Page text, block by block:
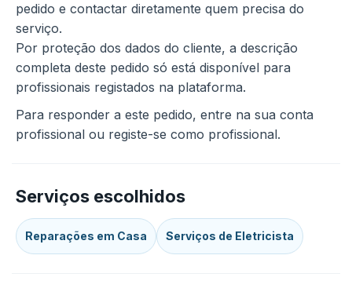
pedido e contactar diretamente quem precisa do
serviço.
Por proteção dos dados do cliente, a descrição
completa deste pedido só está disponível para
profissionais registados na plataforma.
Para responder a este pedido, entre na sua conta
profissional ou registe-se como profissional.
Serviços escolhidos
Reparações em Casa Serviços de Eletricista